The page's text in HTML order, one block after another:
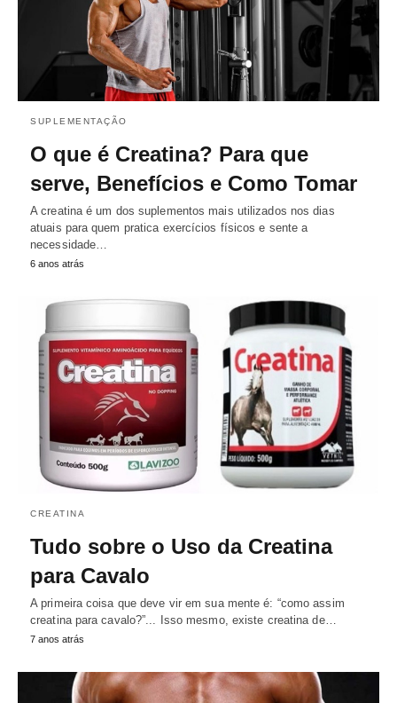
SUPLEMENTAÇÃO
O que é Creatina? Para que
serve, Benefícios e Como Tomar
A creatina é um dos suplementos mais utilizados nos dias
atuais para quem pratica exercícios físicos e sente a
necessidade…
6 anos atrás
CREATINA
Tudo sobre o Uso da Creatina
para Cavalo
A primeira coisa que deve vir em sua mente é: “como assim
creatina para cavalo?”... Isso mesmo, existe creatina de…
7 anos atrás